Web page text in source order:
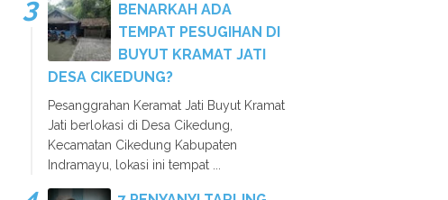
BENARKAH ADA
TEMPAT PESUGIHAN DI
BUYUT KRAMAT JATI
DESA CIKEDUNG?
Pesanggrahan Keramat Jati Buyut Kramat
Jati berlokasi di Desa Cikedung,
Kecamatan Cikedung Kabupaten
Indramayu, lokasi ini tempat ...